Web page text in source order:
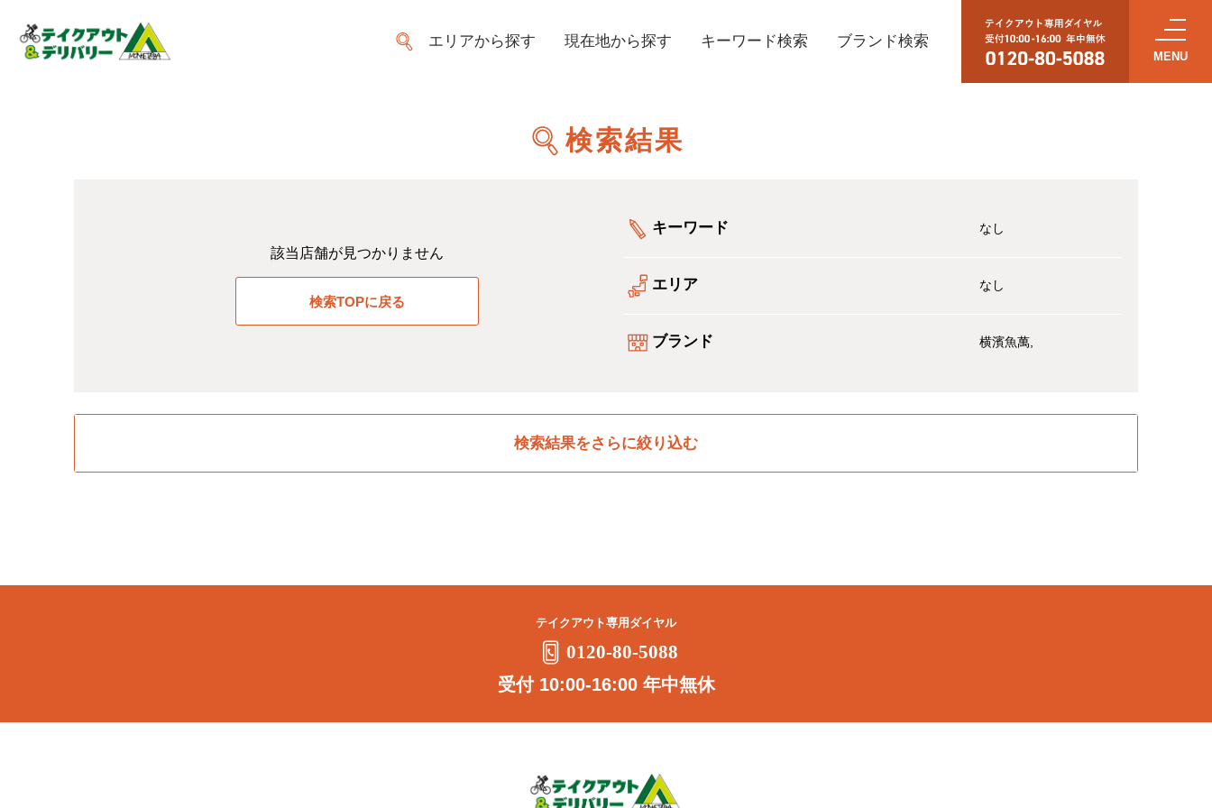
エリアから探す 現在地から探す キーワード検索 ブランド検索
検索結果
該当店舗が見つかりません
検索TOPに戻る
キーワード なし
エリア なし
ブランド 横濱魚萬
検索結果をさらに絞り込む
テイクアウト専用ダイヤル
0120-80-5088
受付 10:00-16:00 年中無休